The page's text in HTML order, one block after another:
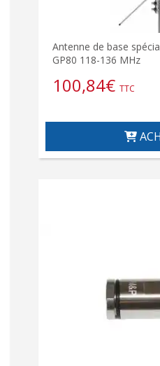
Antenne de base
GP80 118-136 MHz
100,84€ TTC